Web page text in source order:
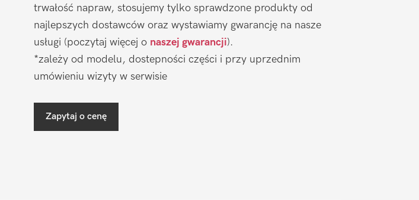
trwałość napraw, stosujemy tylko sprawdzone produkty od
najlepszych dostawców oraz wystawiamy gwarancję na nasze
usługi (poczytaj więcej o naszej gwarancji).
*zależy od modelu, dostepności części i przy uprzednim
umówieniu wizyty w serwisie
Zapytaj o cenę